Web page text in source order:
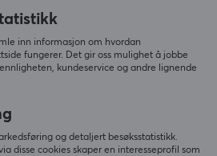
fellesskap
inn informasjon om hvordan
fungerer. Det gir oss mulighet å jobbe
kundeservice og andre lignende
og detaljert besøksstatistikk.
disse cookies skaper en interesseprofil som